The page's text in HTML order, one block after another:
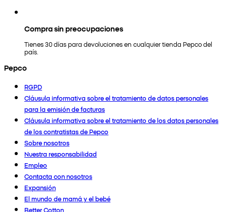
Compra sin preocupaciones
Tienes 30 días para devoluciones en cualquier tienda Pepco del
país.
Pepco
RGPD
Cláusula informativa sobre el tratamiento de datos personales
para la emisión de facturas
Cláusula informativa sobre el tratamiento de los datos personales
de los contratistas de Pepco
Sobre nosotros
Nuestra responsabilidad
Empleo
Contacta con nosotros
Expansión
El mundo de mamá y el bebé
Better Cotton